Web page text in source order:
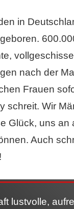
in
nach der
Frauen
schreit. Wir
Glück, uns an
Auch
lustvolle,